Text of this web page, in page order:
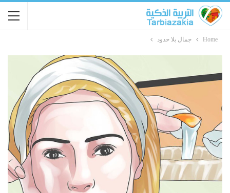
Home جمال بلا حدود